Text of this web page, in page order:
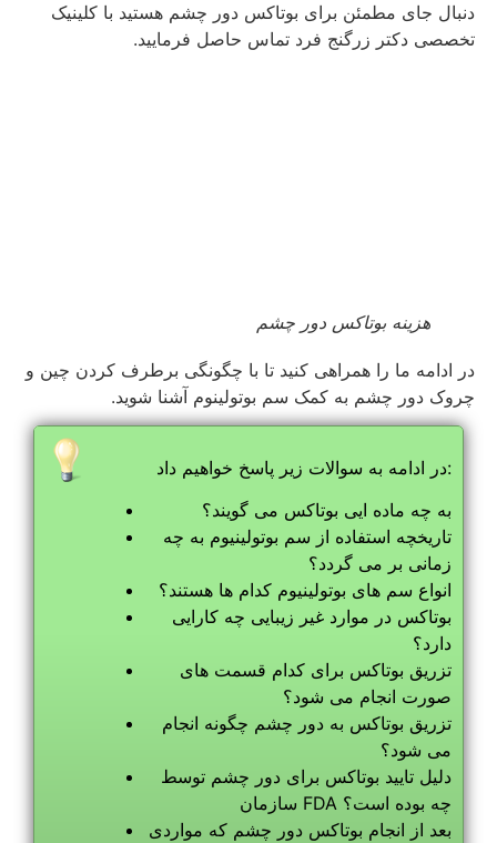
دنبال جای مطمئن برای بوتاکس دور چشم هستید با کلینیک
تخصصی دکتر زرگنج فرد تماس حاصل فرمایید.
هزینه بوتاکس دور چشم
در ادامه ما را همراهی کنید تا با چگونگی برطرف کردن چین و
چروک دور چشم به کمک سم بوتولینوم آشنا شوید.
به چه ماده ایی بوتاکس می گویند؟
تاریخچه استفاده از سم بوتولینیوم به چه
زمانی بر می گردد؟
انواع سم های بوتولینیوم کدام ها هستند؟
بوتاکس در موارد غیر زیبایی چه کارایی
دارد؟
تزریق بوتاکس برای کدام قسمت های
صورت انجام می شود؟
تزریق بوتاکس به دور چشم چگونه انجام
می شود؟
دلیل تایید بوتاکس برای دور چشم توسط
سازمان FDA چه بوده است؟
بعد از انجام بوتاکس دور چشم که مواردی